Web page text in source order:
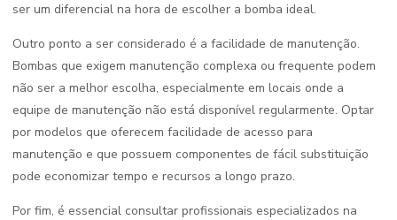
ser um diferencial na hora de escolher a bomba ideal.
Outro ponto a ser considerado é a facilidade de manutenção.
Bombas que exigem manutenção complexa ou frequente podem
não ser a melhor escolha, especialmente em locais onde a
equipe de manutenção não está disponível regularmente. Optar
por modelos que oferecem facilidade de acesso para
manutenção e que possuem componentes de fácil substituição
pode economizar tempo e recursos a longo prazo.
Por fim, é essencial consultar profissionais especializados na